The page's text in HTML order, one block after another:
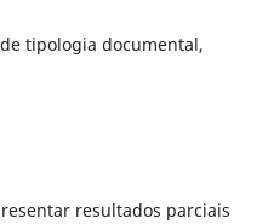
tipologia documental,
resultados parciais